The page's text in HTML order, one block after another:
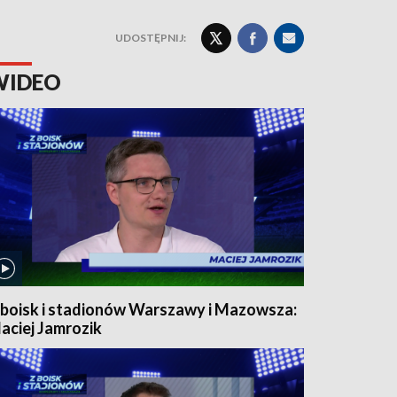
UDOSTĘPNIJ:
i stadionów Warszawy i Mazowsza:
Jamrozik